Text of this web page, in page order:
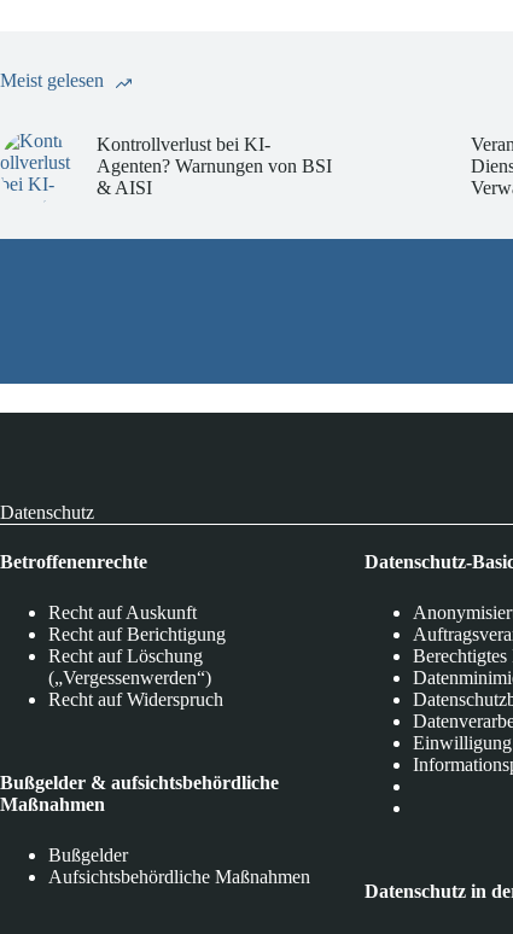
Meist gelesen
Kontrollverlust bei KI-
Agenten? Warnungen von BSI
& AISI
Datenschutz
Betroffenenrechte
Recht auf Auskunft
Recht auf Berichtigung
Recht auf Löschung
(„Vergessenwerden“)
Recht auf Widerspruch
Bußgelder & aufsichtsbehördliche
Maßnahmen
Bußgelder
Aufsichtsbehördliche Maßnahmen
Datenschutz-
Berechtigtes
Einwilligung
Datenschutz in